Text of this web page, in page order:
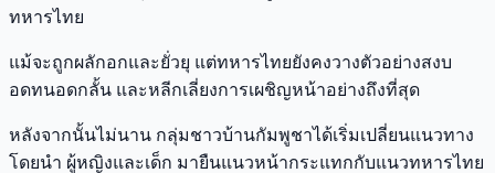
ทหารไทย
แม้จะถูกผลักอกและยั่วยุ แต่ทหารไทยยังคงวางตัวอย่างสงบ
อดทนอดกลั้น และหลีกเลี่ยงการเผชิญหน้าอย่างถึงที่สุด
หลังจากนั้นไม่นาน กลุ่มชาวบ้านกัมพูชาได้เริ่มเปลี่ยนแนวทาง
โดยนำ ผู้หญิงและเด็ก มายืนแนวหน้ากระแทกกับแนวทหารไทย